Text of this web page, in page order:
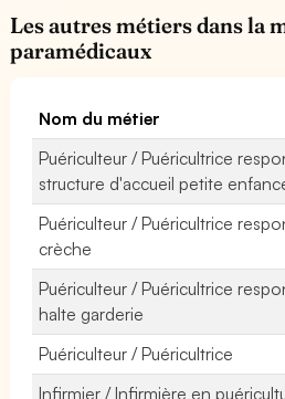
Les autres métiers dans la
paramédicaux
Nom du métier
Puériculteur / Puéricultrice
structure d'accueil petite
Puériculteur / Puéricultrice
crèche
Puériculteur / Puéricultrice
halte garderie
Puériculteur / Puéricultrice
Infirmier / Infirmière en